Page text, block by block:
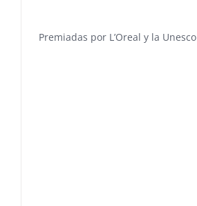
Premiadas por L’Oreal y la Unesco